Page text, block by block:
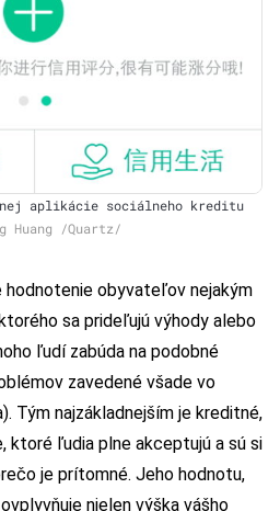
aplikácie sociálneho kreditu
Huang /Quartz/
hodnotenie obyvateľov nejakým
sa prideľujú výhody alebo
ľudí zabúda na podobné
zavedené všade vo
Tým najzákladnejším je kreditné,
ktoré ľudia plne akceptujú a sú si
je prítomné. Jeho hodnotu,
nielen výška vášho